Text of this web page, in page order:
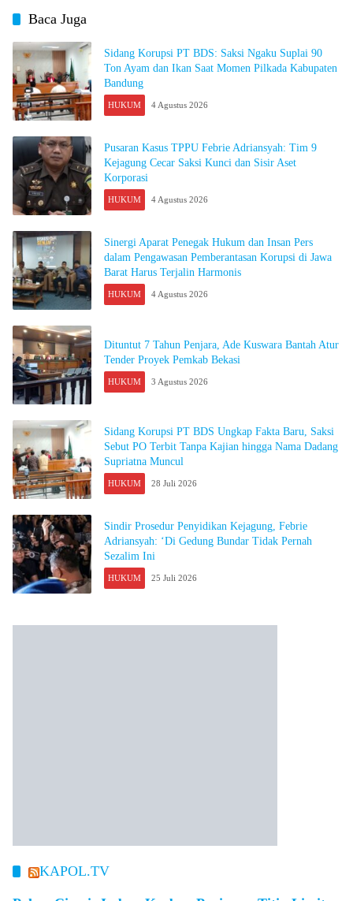
Baca Juga
Sidang Korupsi PT BDS: Saksi Ngaku Suplai 90
Ton Ayam dan Ikan Saat Momen Pilkada Kabupaten
Bandung
HUKUM 4 Agustus 2026
Pusaran Kasus TPPU Febrie Adriansyah: Tim 9
Kejagung Cecar Saksi Kunci dan Sisir Aset
Korporasi
HUKUM 4 Agustus 2026
Sinergi Aparat Penegak Hukum dan Insan Pers
dalam Pengawasan Pemberantasan Korupsi di Jawa
Barat Harus Terjalin Harmonis
HUKUM 4 Agustus 2026
Dituntut 7 Tahun Penjara, Ade Kuswara Bantah Atur
Tender Proyek Pemkab Bekasi
HUKUM 3 Agustus 2026
Sidang Korupsi PT BDS Ungkap Fakta Baru, Saksi
Sebut PO Terbit Tanpa Kajian hingga Nama Dadang
Supriatna Muncul
HUKUM 28 Juli 2026
Sindir Prosedur Penyidikan Kejagung, Febrie
Adriansyah: ‘Di Gedung Bundar Tidak Pernah
Sezalim Ini
HUKUM 25 Juli 2026
KAPOL.TV